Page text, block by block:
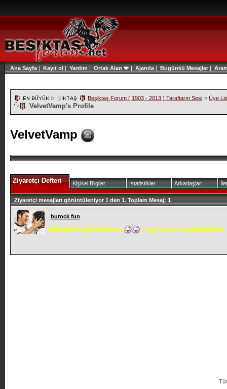
Ana Sayfa | Kayıt ol | Yardım | Ortak Alan | Ajanda | Bugünkü Mesajlar|
Beşiktaş Forum ( 1903 - 2013 ) Taraftarın Sesi > Üye
VelvetVamp's Profile
VelvetVamp
Ziyaretçi Defteri Kişisel Bilgiler Istatistikler Arkadaşları
Ziyaretçi mesajları görüntüleniyor 1 den 1.Toplam Mesaj: 1
burock fun
canımdırr..yardımcımdır (: güLüşüne